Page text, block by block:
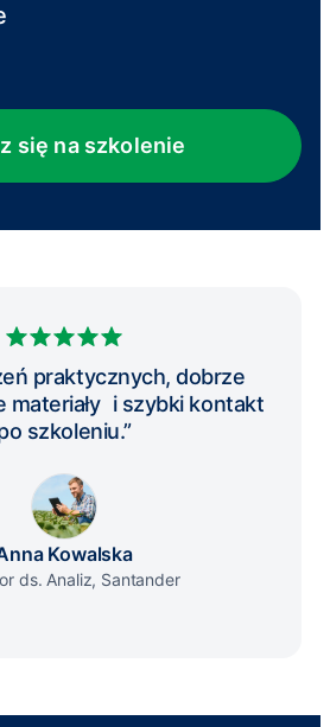
się na szkolenie
praktycznych, dobrze
materiały i szybki kontakt
szkoleniu.”
Kowalska
ds. Analiz, Santander